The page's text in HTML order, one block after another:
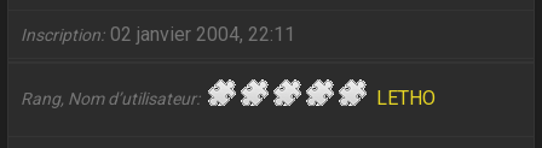
Inscription 02 janvier 2004, 22:11
Rang, Nom d’utilisateur LETHO